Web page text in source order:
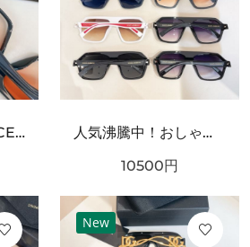
一瞬で華やぐ DOLCE＆GABBANA ドルチェ＆ガッバーナ コピー サングラス 期間限定
人気沸騰中！おしゃれ新品 DOLCE＆GABBANA ドルチェ＆ガッバーナ コピー サングラス 大人可愛い
10500円
New